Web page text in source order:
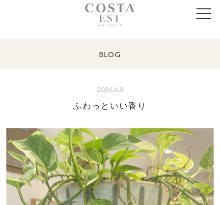
BLOG
2026.6.8
ふわっといい香り